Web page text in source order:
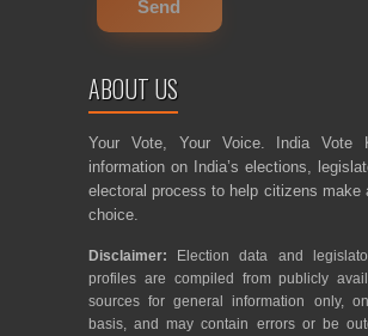
ABOUT US
Your Vote, Your Voice. India Vote
information on India’s elections,
electoral process to help citizens make
choice.
Disclaimer: Election data and
profiles are compiled from publicly
sources for general information only,
basis, and may contain errors or be